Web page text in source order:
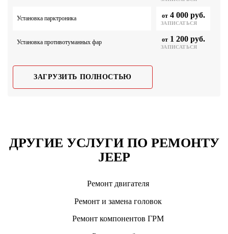
Установка парктроника от4 000 руб.
ЗАПИСАТЬСЯ
Установка противотуманных фар от1 200 руб.
ЗАПИСАТЬСЯ
ЗАГРУЗИТЬ ПОЛНОСТЬЮ
ДРУГИЕ УСЛУГИ ПО РЕМОНТУ
JEEP
Ремонт двигателя
Ремонт и замена головок
Ремонт компонентов ГРМ